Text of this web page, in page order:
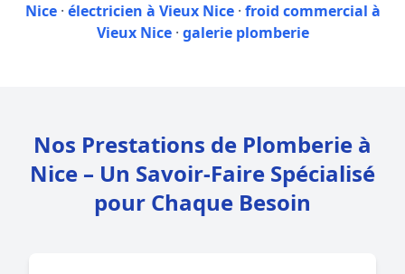
Nice· électricien à Vieux Nice· froid commercial à
Vieux Nice· galerie plomberie
Nos Prestations de Plomberie à
Nice – Un Savoir-Faire Spécialisé
pour Chaque Besoin